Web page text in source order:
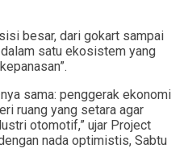
besar, dari gokart sampai
satu ekosistem yang
sama: penggerak ekonomi
ruang yang setara agar
otomotif,” ujar Project
nada optimistis, Sabtu